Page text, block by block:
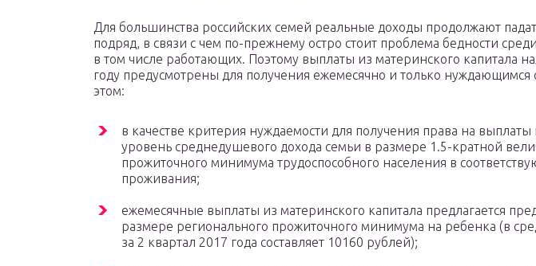
Для большинства российских семей реальные доходы продолжают
подряд, в связи с чем по-прежнему остро стоит проблема бедности
в том числе работающих. Поэтому выплаты из материнского капитала
году предусмотрены для получения ежемесячно и только нуждающимся
этом:
в качестве критерия нуждаемости для получения права на выплаты
уровень среднедушевого дохода семьи в размере 1.5-кратной
прожиточного минимума трудоспособного населения в
проживания;
ежемесячные выплаты из материнского капитала предлагается
размере регионального прожиточного минимума на ребенка (в
за 2 квартал 2017 года составляет 10160 рублей);